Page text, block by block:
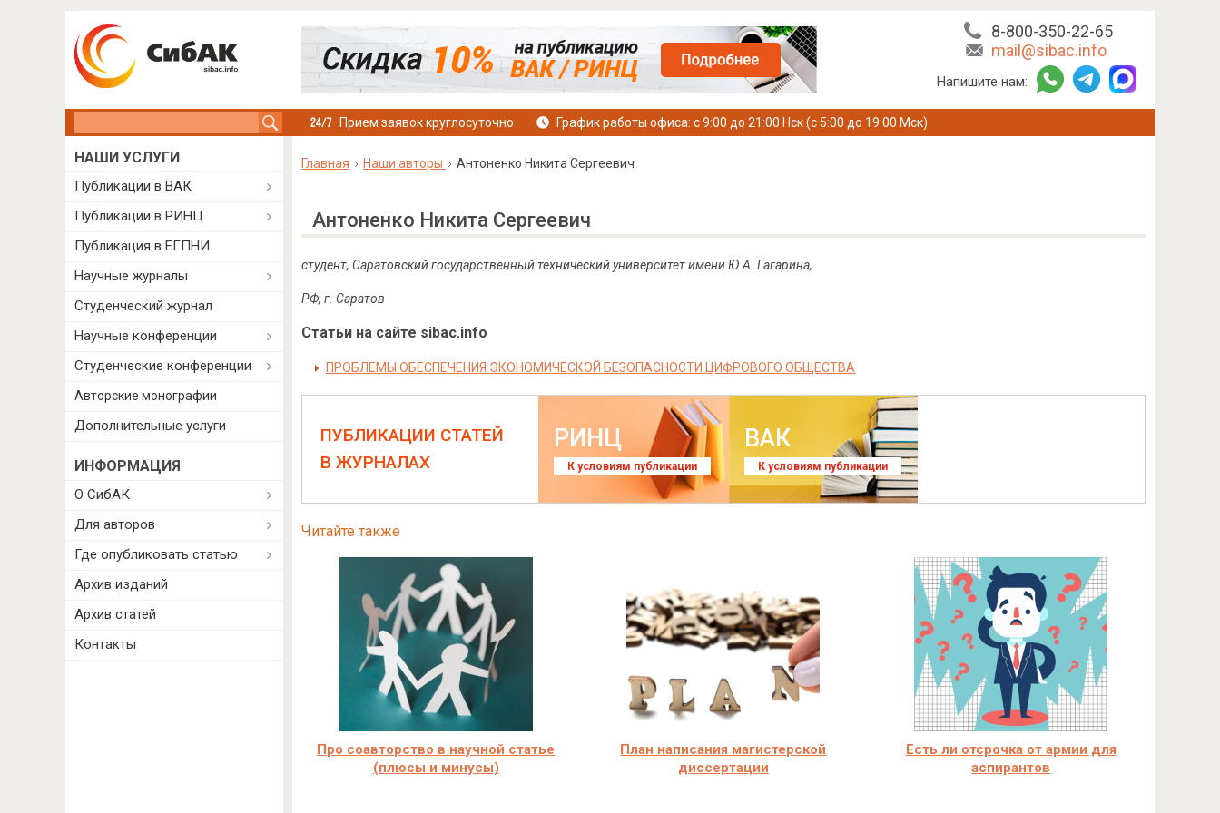
8-800-350-22-65
mail@sibac.info
Напишите нам:
Прием заявок круглосуточно График работы офиса: с 9:00 до 21:00 Нск (с 5:00 до 19:00 Мск)
Главная Наши авторы Антоненко Никита Сергеевич
Антоненко Никита Сергеевич
студент, Саратовский государственный технический университет имени Ю.А. Гагарина,
РФ, г. Саратов
Статьи на сайте sibac.info
ПРОБЛЕМЫ ОБЕСПЕЧЕНИЯ ЭКОНОМИЧЕСКОЙ БЕЗОПАСНОСТИ ЦИФРОВОГО ОБЩЕСТВА
ПУБЛИКАЦИИ СТАТЕЙ
В ЖУРНАЛАХ
РИНЦ
К условиям публикации
ВАК
К условиям публикации
Читайте также
Про соавторство в научной статье
(плюсы и минусы)
План написания магистерской
диссертации
Есть ли отсрочка от армии для
аспирантов
НАШИ УСЛУГИ
Публикации в ВАК
Публикации в РИНЦ
Публикация в ЕГПНИ
Научные журналы
Студенческий журнал
Научные конференции
Студенческие конференции
Авторские монографии
Дополнительные услуги
ИНФОРМАЦИЯ
О СибАК
Для авторов
Где опубликовать статью
Архив изданий
Архив статей
Контакты